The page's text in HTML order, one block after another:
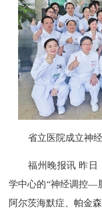
省立医院成立神
福州晚报讯 昨日，
学中心的“神经调控—
阿尔茨海默症、帕金